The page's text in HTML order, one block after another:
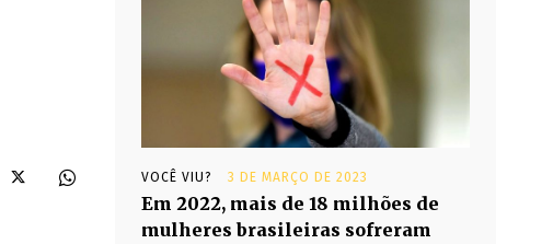
VOCÊ VIU? 3 DE MARÇO DE 2023
Em 2022, mais de 18 milhões de
mulheres brasileiras sofreram